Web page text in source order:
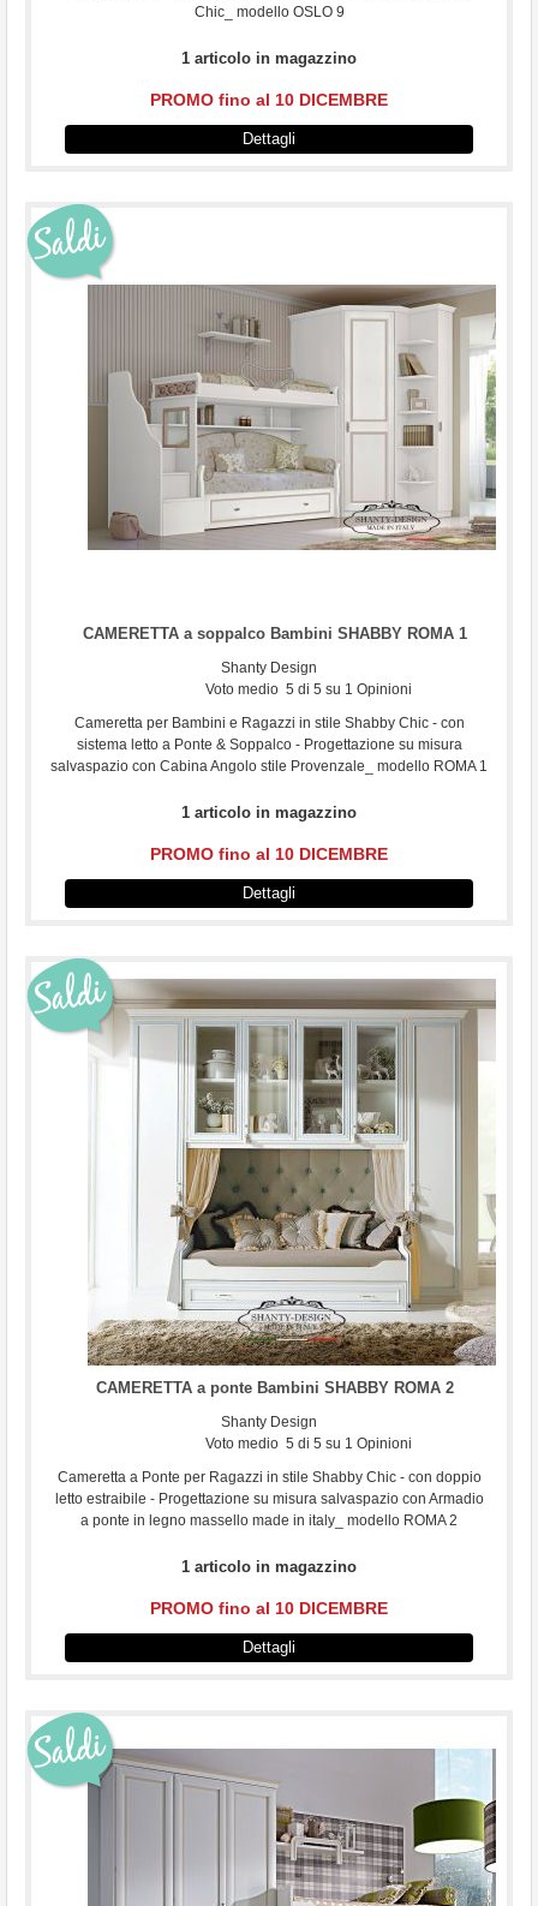
Chic_ modello OSLO 9
1 articolo in magazzino
PROMO fino al 10 DICEMBRE
Dettagli
CAMERETTA a soppalco Bambini SHABBY ROMA 1
Shanty Design
Voto medio 5 di 5 su 1 Opinioni
Cameretta per Bambini e Ragazzi in stile Shabby Chic - con
sistema letto a Ponte & Soppalco - Progettazione su misura
salvaspazio con Cabina Angolo stile Provenzale_ modello ROMA 1
1 articolo in magazzino
PROMO fino al 10 DICEMBRE
Dettagli
CAMERETTA a ponte Bambini SHABBY ROMA 2
Shanty Design
Voto medio 5 di 5 su 1 Opinioni
Cameretta a Ponte per Ragazzi in stile Shabby Chic - con doppio
letto estraibile - Progettazione su misura salvaspazio con Armadio
a ponte in legno massello made in italy_ modello ROMA 2
1 articolo in magazzino
PROMO fino al 10 DICEMBRE
Dettagli